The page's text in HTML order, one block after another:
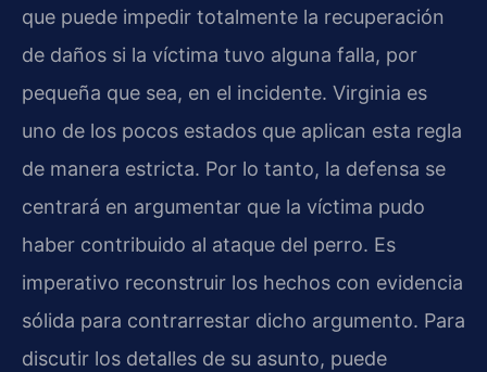
que puede impedir totalmente la recuperación
de daños si la víctima tuvo alguna falla, por
pequeña que sea, en el incidente. Virginia es
uno de los pocos estados que aplican esta regla
de manera estricta. Por lo tanto, la defensa se
centrará en argumentar que la víctima pudo
haber contribuido al ataque del perro. Es
imperativo reconstruir los hechos con evidencia
sólida para contrarrestar dicho argumento. Para
discutir los detalles de su asunto, puede